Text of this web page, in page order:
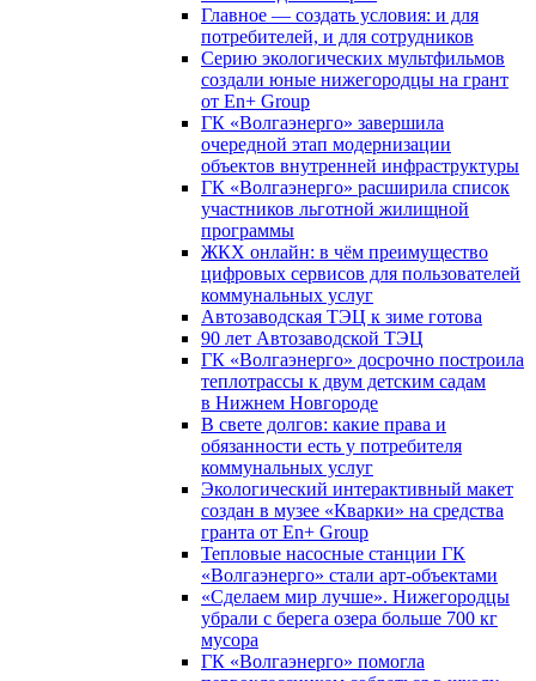
Главное — создать условия: и для
потребителей, и для сотрудников
Серию экологических мультфильмов
создали юные нижегородцы на грант
от En+ Group
ГК «Волгаэнерго» завершила
очередной этап модернизации
объектов внутренней инфраструктуры
ГК «Волгаэнерго» расширила список
участников льготной жилищной
программы
ЖКХ онлайн: в чём преимущество
цифровых сервисов для пользователей
коммунальных услуг
Автозаводская ТЭЦ к зиме готова
90 лет Автозаводской ТЭЦ
ГК «Волгаэнерго» досрочно построила
теплотрассы к двум детским садам
в Нижнем Новгороде
В свете долгов: какие права и
обязанности есть у потребителя
коммунальных услуг
Экологический интерактивный макет
создан в музее «Кварки» на средства
гранта от En+ Group
Тепловые насосные станции ГК
«Волгаэнерго» стали арт-объектами
«Сделаем мир лучше». Нижегородцы
убрали с берега озера больше 700 кг
мусора
ГК «Волгаэнерго» помогла